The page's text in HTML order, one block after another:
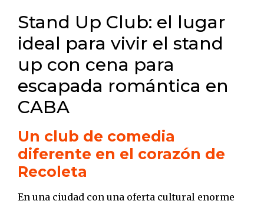
Stand Up Club: el lugar
ideal para vivir el stand
up con cena para
escapada romántica en
CABA
Un club de comedia
diferente en el corazón de
Recoleta
En una ciudad con una oferta cultural enorme